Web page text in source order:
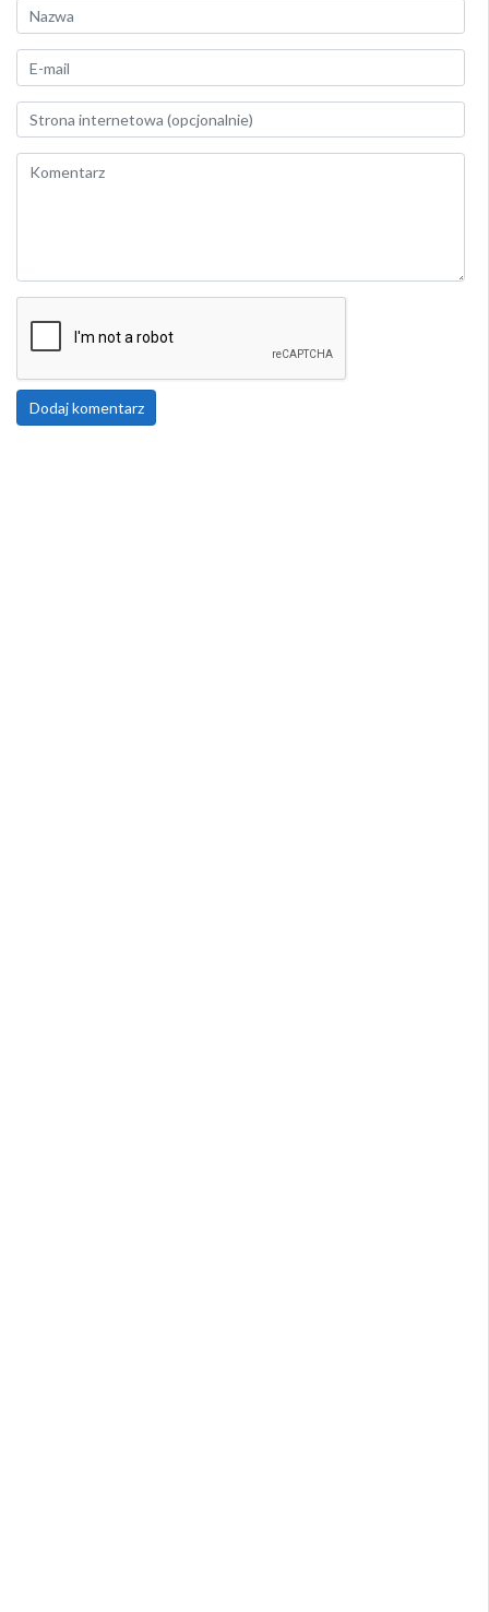
Dodaj komentarz